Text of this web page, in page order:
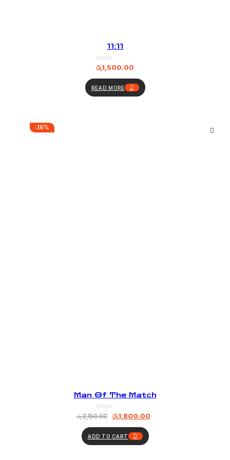
11:11
රු1,500.00
READ MORE
-16%
Man Of The Match
රු2,150.00 රු1,800.00
ADD TO CART